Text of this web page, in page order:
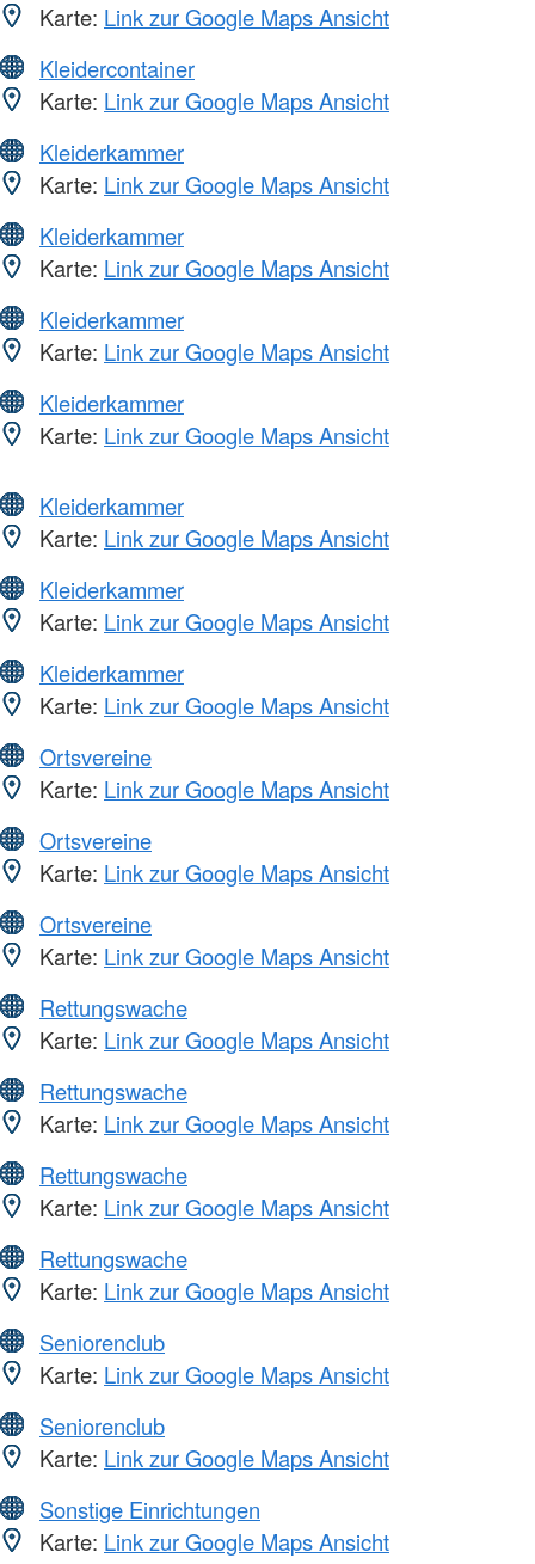
Karte: Link zur Google Maps Ansicht
Kleidercontainer
Karte: Link zur Google Maps Ansicht
Kleiderkammer
Karte: Link zur Google Maps Ansicht
Kleiderkammer
Karte: Link zur Google Maps Ansicht
Kleiderkammer
Karte: Link zur Google Maps Ansicht
Kleiderkammer
Karte: Link zur Google Maps Ansicht
Kleiderkammer
Karte: Link zur Google Maps Ansicht
Kleiderkammer
Karte: Link zur Google Maps Ansicht
Kleiderkammer
Karte: Link zur Google Maps Ansicht
Ortsvereine
Karte: Link zur Google Maps Ansicht
Ortsvereine
Karte: Link zur Google Maps Ansicht
Ortsvereine
Karte: Link zur Google Maps Ansicht
Rettungswache
Karte: Link zur Google Maps Ansicht
Rettungswache
Karte: Link zur Google Maps Ansicht
Rettungswache
Karte: Link zur Google Maps Ansicht
Rettungswache
Karte: Link zur Google Maps Ansicht
Seniorenclub
Karte: Link zur Google Maps Ansicht
Seniorenclub
Karte: Link zur Google Maps Ansicht
Sonstige Einrichtungen
Karte: Link zur Google Maps Ansicht